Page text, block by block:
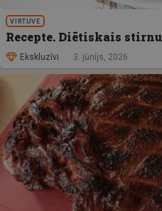
VIRTUVE
Recepte. Diētiskais
Ekskluzīvi 3. jūnijs, 2026